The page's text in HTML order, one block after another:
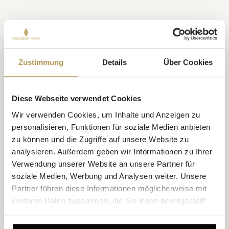
Zustimmung Details Über Cookies
Diese Webseite verwendet Cookies
Wir verwenden Cookies, um Inhalte und Anzeigen zu
personalisieren, Funktionen für soziale Medien anbieten
zu können und die Zugriffe auf unsere Website zu
analysieren. Außerdem geben wir Informationen zu Ihrer
Verwendung unserer Website an unsere Partner für
soziale Medien, Werbung und Analysen weiter. Unsere
Partner führen diese Informationen möglicherweise mit
weiteren Daten zusammen, die Sie ihnen bereitgestellt
haben oder die sie im Rahmen Ihrer Nutzung der Dienste
gesammelt haben.
DAS KÖNNTE IHNEN AUCH
GEFALLEN
Deluxe Zimmer mit Stadtblick